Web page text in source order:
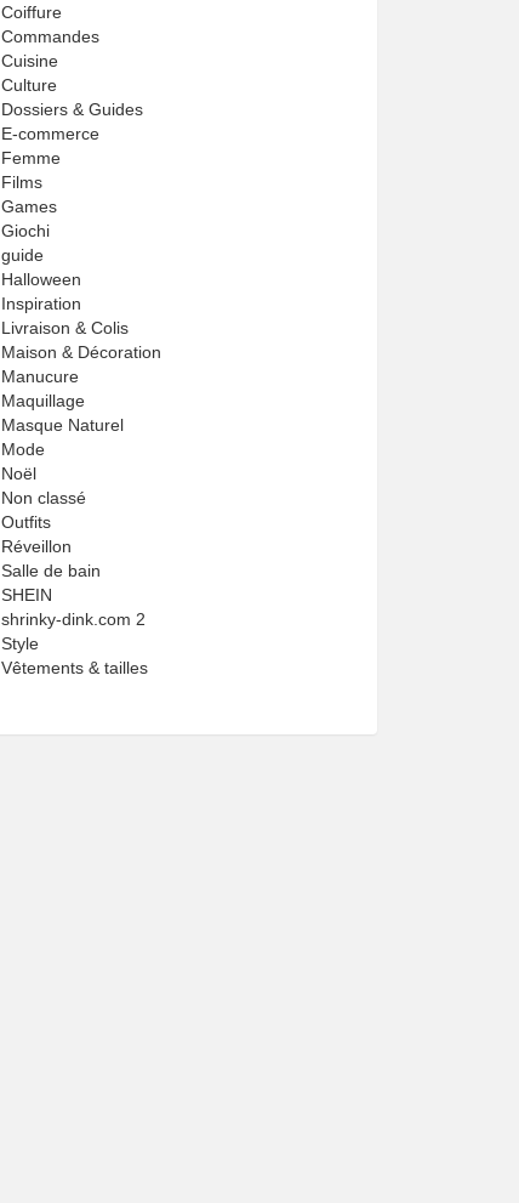
Coiffure
Commandes
Cuisine
Culture
Dossiers & Guides
E-commerce
Femme
Films
Games
Giochi
guide
Halloween
Inspiration
Livraison & Colis
Maison & Décoration
Manucure
Maquillage
Masque Naturel
Mode
Noël
Non classé
Outfits
Réveillon
Salle de bain
SHEIN
shrinky-dink.com 2
Style
Vêtements & tailles